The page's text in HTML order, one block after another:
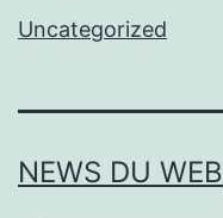
Uncategorized
NEWS DU WEB